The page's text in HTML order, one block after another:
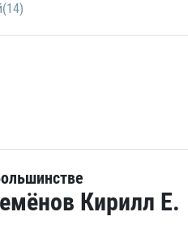
Кирилл Е.